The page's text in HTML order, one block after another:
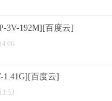
3V-192M][百度云]
1.41G][百度云]